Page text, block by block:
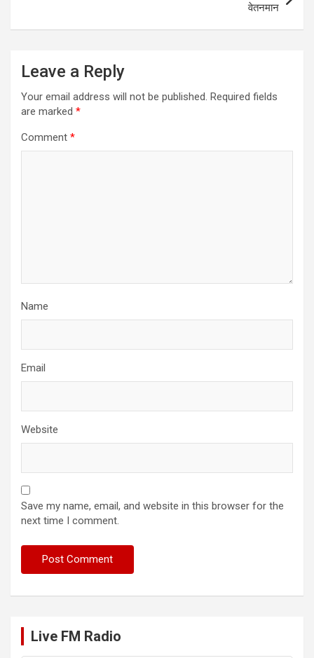
वेतनमान
Leave a Reply
Your email address will not be published. Required fields
are marked *
Comment *
Name
Email
Website
Save my name, email, and website in this browser for the
next time I comment.
Live FM Radio